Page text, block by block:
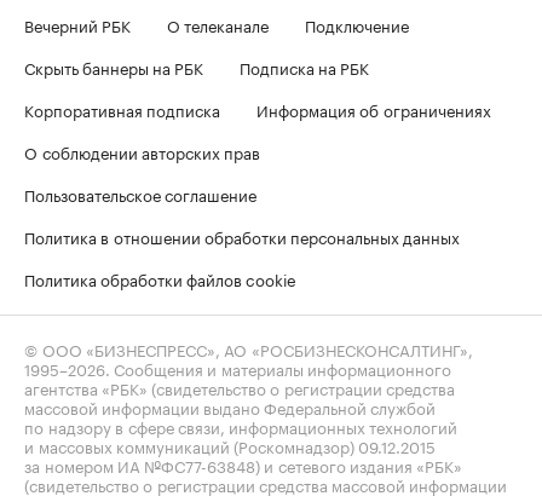
Вечерний РБК
О телеканале
Подключение
Скрыть баннеры на РБК
Подписка на РБК
Корпоративная подписка
Информация об ограничениях
О соблюдении авторских прав
Пользовательское соглашение
Политика в отношении обработки персональных данных
Политика обработки файлов cookie
© ООО «БИЗНЕСПРЕСС», АО «РОСБИЗНЕСКОНСАЛТИНГ»,
1995–2026 . Сообщения и материалы информационного
агентства «РБК» (свидетельство о регистрации средства
массовой информации выдано Федеральной службой
по надзору в сфере связи, информационных технологий
и массовых коммуникаций (Роскомнадзор) 09.12.2015
за номером ИА №ФС77-63848) и сетевого издания «РБК»
(свидетельство о регистрации средства массовой информации